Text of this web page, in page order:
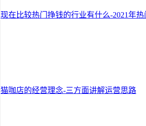
现在比较热门挣钱的行业有什么-2021年
猫咖店的经营理念-三方面讲解运营思路